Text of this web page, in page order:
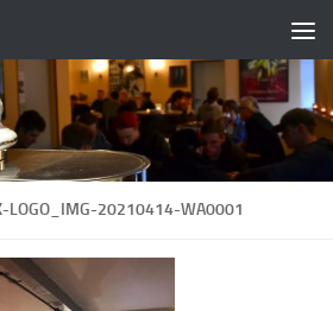
LOGO_IMG-20210414-WA0001